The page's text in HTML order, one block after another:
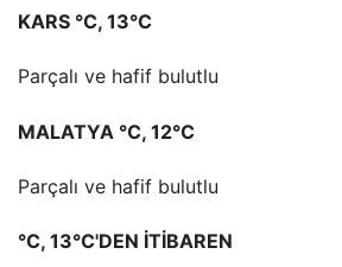
KARS °C, 13°C
Parçalı ve hafif bulutlu
MALATYA °C, 12°C
Parçalı ve hafif bulutlu
°C, 13°C'DEN İTİBAREN